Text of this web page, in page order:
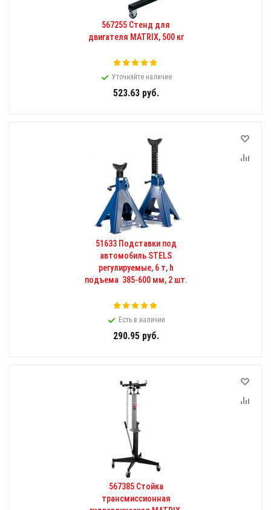
567255 Стенд для
двигателя MATRIX, 500 кг
Уточняйте наличие
523.63руб.
51633 Подставки под
автомобиль STELS
регулируемые, 6 т, h
подъема 385-600 мм, 2 шт.
Есть в наличии
290.95руб.
567385 Стойка
трансмиссионная